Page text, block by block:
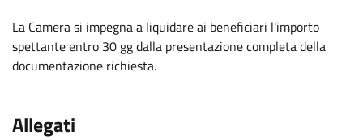
La Camera si impegna a liquidare ai beneficiari l'importo
spettante entro 30 gg dalla presentazione completa della
documentazione richiesta.
Allegati